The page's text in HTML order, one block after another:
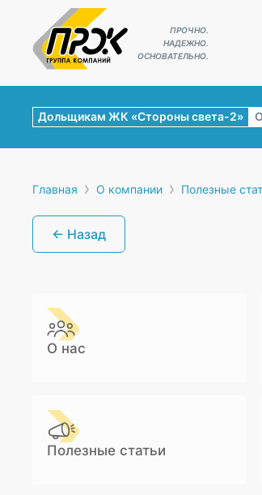
ПРОЧНО.
НАДЕЖНО.
ОСНОВАТЕЛЬНО.
Дольщикам ЖК «Стороны света-2»
Главная › О компании › Полезные
← Назад
О нас
Полезные статьи